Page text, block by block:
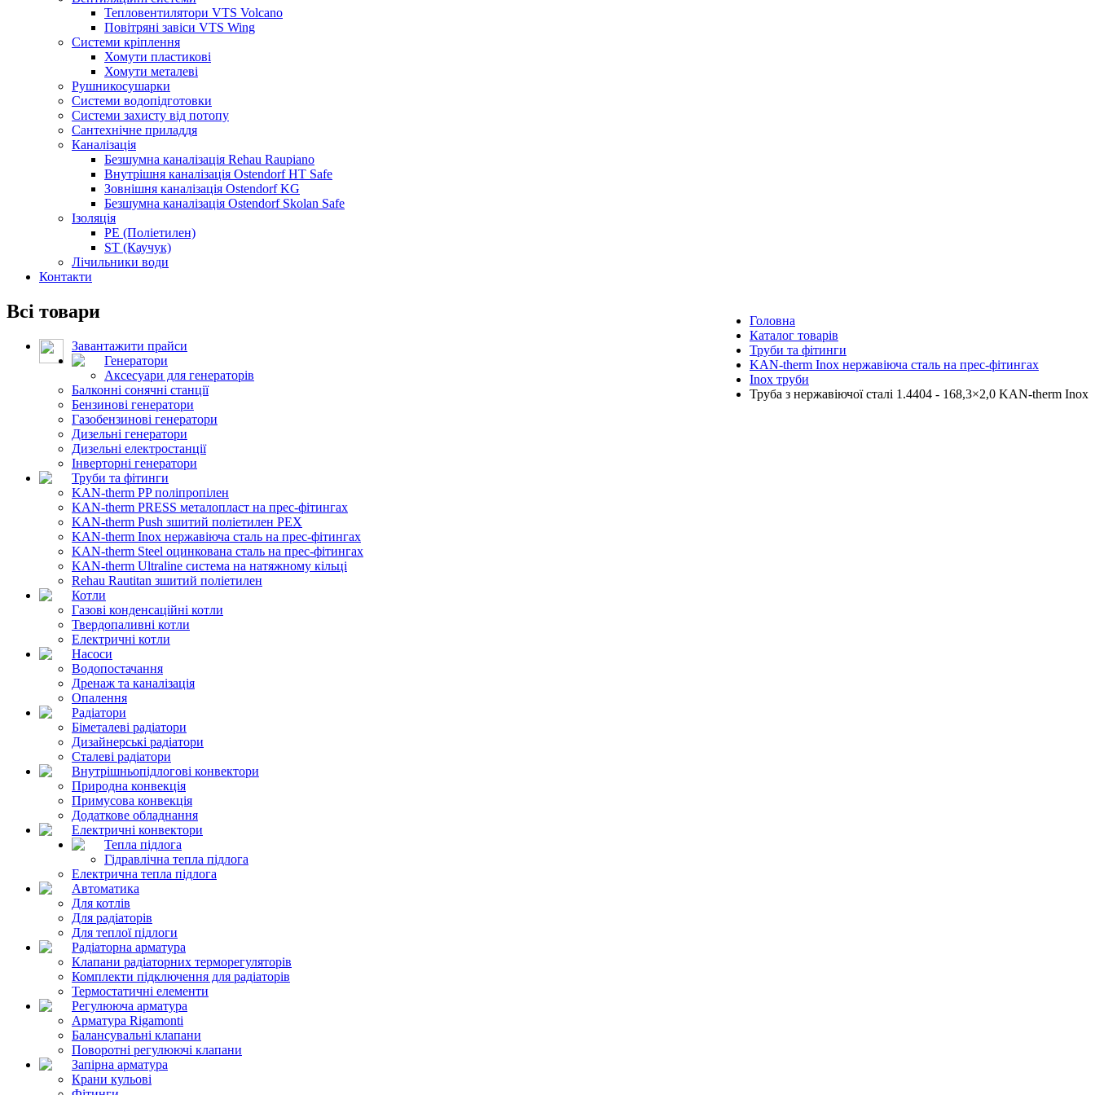
Тепловентилятори VTS Volcano
Повітряні завіси VTS Wing
Системи кріплення
Хомути пластикові
Хомути металеві
Рушникосушарки
Системи водопідготовки
Системи захисту від потопу
Сантехнічне приладдя
Каналізація
Безшумна каналізація Rehau Raupiano
Внутрішня каналізація Ostendorf HT Safe
Зовнішня каналізація Ostendorf KG
Безшумна каналізація Ostendorf Skolan Safe
Ізоляція
PE (Поліетилен)
ST (Каучук)
Лічильники води
Контакти
Головна
Каталог товарів
Труби та фітинги
KAN-therm Inox нержавіюча сталь на прес-фітингах
Inox труби
Труба з нержавіючої сталі 1.4404 - 168,3×2,0 KAN-therm Inox
Всі товари
Завантажити прайси
Генератори
Аксесуари для генераторів
Балконні сонячні станції
Бензинові генератори
Газобензинові генератори
Дизельні генератори
Дизельні електростанції
Інверторні генератори
Труби та фітинги
KAN-therm PP поліпропілен
KAN-therm PRESS металопласт на прес-фітингах
KAN-therm Push зшитий поліетилен PEX
KAN-therm Inox нержавіюча сталь на прес-фітингах
KAN-therm Steel оцинкована сталь на прес-фітингах
KAN-therm Ultraline система на натяжному кільці
Rehau Rautitan зшитий поліетилен
Котли
Газові конденсаційні котли
Твердопаливні котли
Електричні котли
Насоси
Водопостачання
Дренаж та каналізація
Опалення
Радіатори
Біметалеві радіатори
Дизайнерські радіатори
Сталеві радіатори
Внутрішньопідлогові конвектори
Природна конвекція
Примусова конвекція
Додаткове обладнання
Електричні конвектори
Тепла підлога
Гідравлічна тепла підлога
Електрична тепла підлога
Автоматика
Для котлів
Для радіаторів
Для теплої підлоги
Радіаторна арматура
Клапани радіаторних терморегуляторів
Комплекти підключення для радіаторів
Термостатичні елементи
Регулююча арматура
Арматура Rigamonti
Балансувальні клапани
Поворотні регулюючі клапани
Запірна арматура
Крани кульові